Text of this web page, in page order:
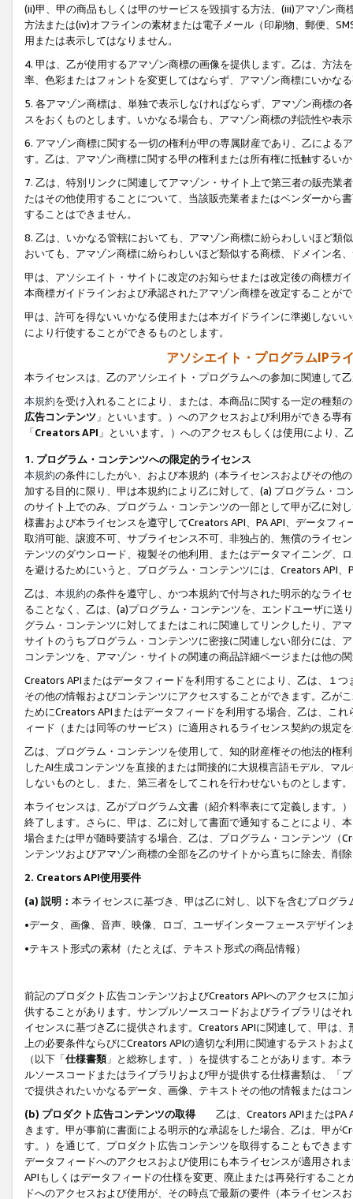
(ii)甲、甲の商品もしくは甲のサービスを毀損する方法、(iii)アマゾン
方法または(iv)オフラインの素材または電子メール（印刷物、郵便、
用または表示してはなりません。
4. 甲は、乙が使用するアマゾン商標の画像を提供します。乙は、方
率、色彩またはフォントを変更してはならず、アマゾン商標にいかな
5. 各アマゾン商標は、単独で表示しなければならず、アマゾン商標
スをおくものとします。いかなる場合も、アマゾン商標の判読性や表
6. アマゾン商標に関する一切の権利が甲の専属財産であり、乙による
す。乙は、アマゾン商標に関する甲の権利または所有権に抵触するい
7. 乙は、特別リンクに関連してアマゾン・サイト上で第三者の販売
たはその他使用することについて、当該販売業者またはベンダーから
することはできません。
8. 乙は、いかなる管轄においても、アマゾン商標に紛らわしいほど類
おいても、アマゾン商標に紛らわしいほど類似する商標、ドメイン名
甲は、アソシエイト・サイトに改定のお知らせまたは改定後の商標ガ
本商標ガイドラインおよび承認されたアマゾン商標を改定することが
甲は、許可を得ないいかなる使用または本ガイドラインに準拠しない
により行使することができるものとします。
アソシエイト・プログラムIPラ
本ライセンスは、乙のアソシエイト・プログラムへの参加に関連して
本規約を受け入れることにより、または、本商品に関する一定の種類
広告コンテンツ 」といいます。）へのアクセスおよび利用ができる専
「Creators API 」といいます。）へのアクセスもしくは使用により
1. プログラム・コンテンツへの限定的ライセンス
本規約の条件にしたがい、および本規約（本ライセンスおよびその他
加する目的に限り、甲は本規約により乙に対して、(a) プログラム・
のサイト上でのみ、プログラム・コンテンツの一部として甲が乙に対
様書および本ライセンスを遵守してCreators API、PA API、データフ
取消可能、譲渡不可、サブライセンス不可、非独占的、無償のライセ
テンツのダウンロード、複製その他利用、またはデータマイニング、
を避けるためにいうと、プログラム・コンテンツには、Creators API
乙は、 本規約の条件を遵守し、かつ本規約で付与された明示的なライ
ることなく、乙は、(a)プログラム・コンテンツを、エンドユーザに
グラム・コンテンツに対してまたはこれに関連してリンクしたり、ア
サイトのうちプログラム・コンテンツに密接に関連しない部分には、
コンテンツを、アマゾン・サイトの関連の商品詳細ページまたは他の
Creators APIまたはデータフィードを利用することにより、乙は、１
その他の情報およびコンテンツにアクセスすることができます。乙が
ためにCreators APIまたはデータフィードを利用する場合、乙は、こ
ィード（または同等のサービス）に適用されるライセンス契約の規定
乙は、プログラム・コンテンツを使用して、知的財産権その他法的権
したAI生成コンテンツを直接的または間接的に大規模言語モデル、マ
しないものとし、また、第三者をしてこれを行わせないものとします。
本ライセンスは、乙がプログラム文書（紹介料率表にて定義します。
終了します。さらに、甲は、乙に対して書面で通知することにより、
場合または甲が随時要請する場合、乙は、プログラム・コンテンツ（
ンテンツおよびアマゾン商標の全部を乙のサイトから直ちに除去、削
2. Creators API使用要件
(a) 説明： 本ライセンスに基づき、甲は乙に対し、以下を含むプログ
•データ、画像、音声、映像、ロゴ、ユーザインターフェースデザイ
•テキスト形式の素材（たとえば、テキスト形式の商品情報）
前記のプロダクト広告コンテンツおよびCreators APIへのアクセスに
供することがあります。サンプルソースコードおよびライブラリはそ
イセンスに基づき乙に提供されます。Creators APIに関連して、甲は
上の必要条件ならびにCreators APIの適切な利用に関連するテストお
（以下「仕様書類」と総称します。）を提供することがあります。本
ルソースコードまたはライブラリおよび甲が提供する仕様書類は、「
で提供されたいかなるデータ、画像、テキストその他の情報またはコ
(b) プロダクト広告コンテンツの取得
乙は、Creators APIまたはPA
きます。甲が事前に書面による明示的な承認をした場合、乙は、甲が
す。）を通じて、プロダクト広告コンテンツを取得することもできま
データフィードへのアクセスおよび使用にも本ライセンスが適用され
APIもしくはデータフィードの仕様を変更、廃止または再発行するこ
ドへのアクセスおよび使用が、その時点で最新の要件（本ライセン